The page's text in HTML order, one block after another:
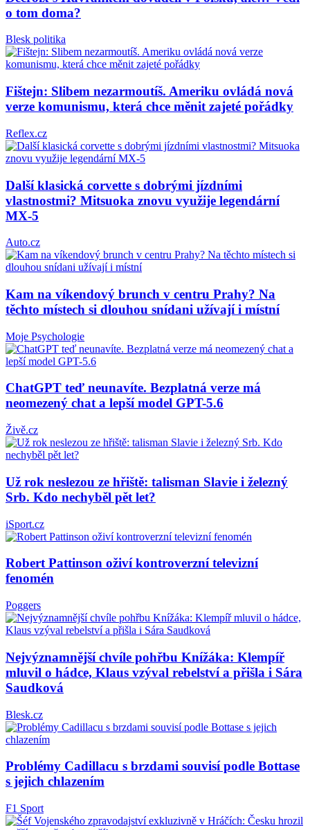
o tom doma?
Blesk politika
Fištejn: Slibem nezarmoutíš. Ameriku ovládá nová
verze komunismu, která chce měnit zajeté pořádky
Reflex.cz
Další klasická corvette s dobrými jízdními
vlastnostmi? Mitsuoka znovu využije legendární
MX-5
Auto.cz
Kam na víkendový brunch v centru Prahy? Na
těchto místech si dlouhou snídani užívají i místní
Moje Psychologie
ChatGPT teď neunavíte. Bezplatná verze má
neomezený chat a lepší model GPT-5.6
Živě.cz
Už rok neslezou ze hřiště: talisman Slavie i železný
Srb. Kdo nechyběl pět let?
iSport.cz
Robert Pattinson oživí kontroverzní televizní
fenomén
Poggers
Nejvýznamnější chvíle pohřbu Knížáka: Klempíř
mluvil o hádce, Klaus vzýval rebelství a přišla i Sára
Saudková
Blesk.cz
Problémy Cadillacu s brzdami souvisí podle Bottase
s jejich chlazením
F1 Sport